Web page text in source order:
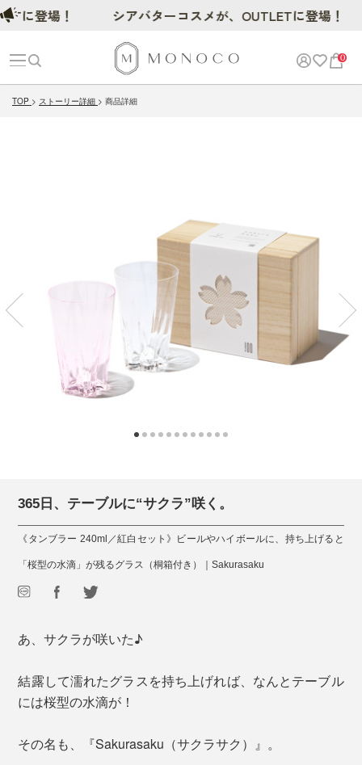
0
TOP ストーリー詳細 商品詳細
365日、テーブルに“サクラ”咲く。
《タンブラー 240ml／紅白セット》ビールやハイボールに、持ち上げると
「桜型の水滴」が残るグラス（桐箱付き）｜Sakurasaku
あ、サクラが咲いた♪
結露して濡れたグラスを持ち上げれば、なんとテーブル
には桜型の水滴が！
その名も、『Sakurasaku（サクラサク）』。
登場！ シアバターコスメが、OUTLETに登場！